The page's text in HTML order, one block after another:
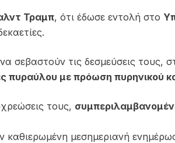
Τραμπ, ότι έδωσε εντολή στο
σεβαστούν τις δεσμεύσεις τους,
πυραύλου με πρόωση πυρηνικού
τους,
καθιερωμένη μεσημεριανή